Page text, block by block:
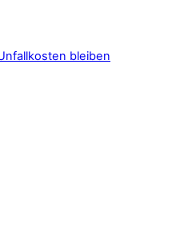
bleiben